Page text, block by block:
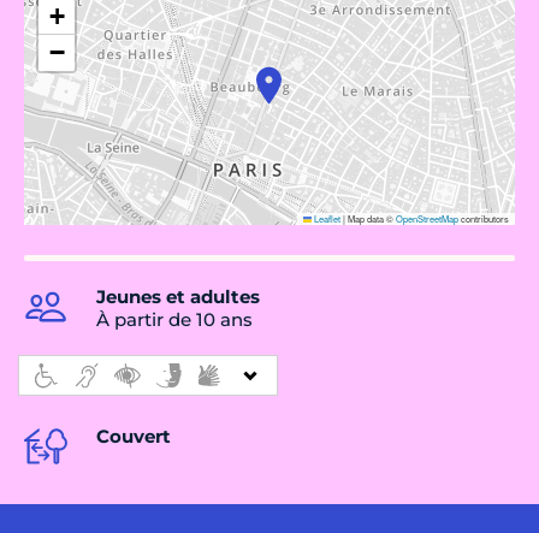
+
−
Leaflet|Map data ©OpenStreetMapcontributors
Jeunes et adultes
À partir de 10 ans
Couvert